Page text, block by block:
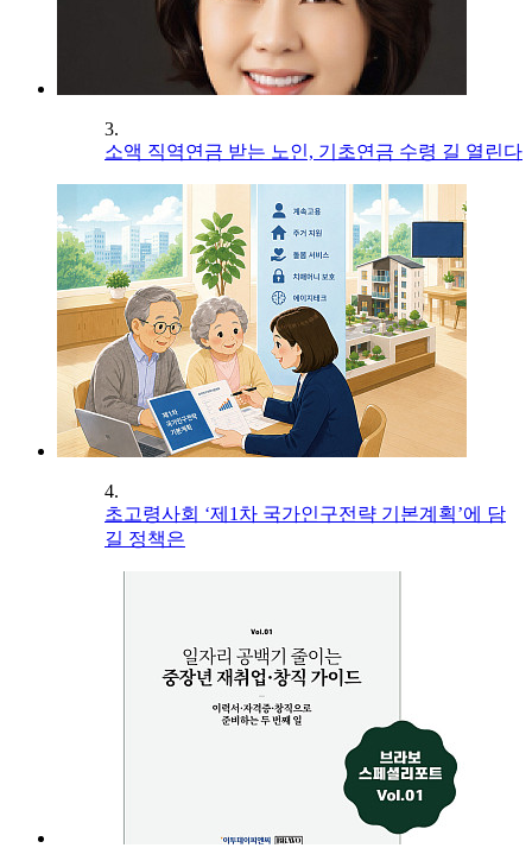
3.
소액 직역연금 받는 노인, 기초연금 수령 길 열린다
4.
초고령사회 ‘제1차 국가인구전략 기본계획’에 담
길 정책은